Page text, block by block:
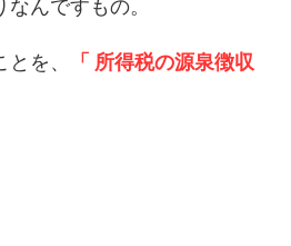
んですもの。
を、
「 所得税の源泉徴収